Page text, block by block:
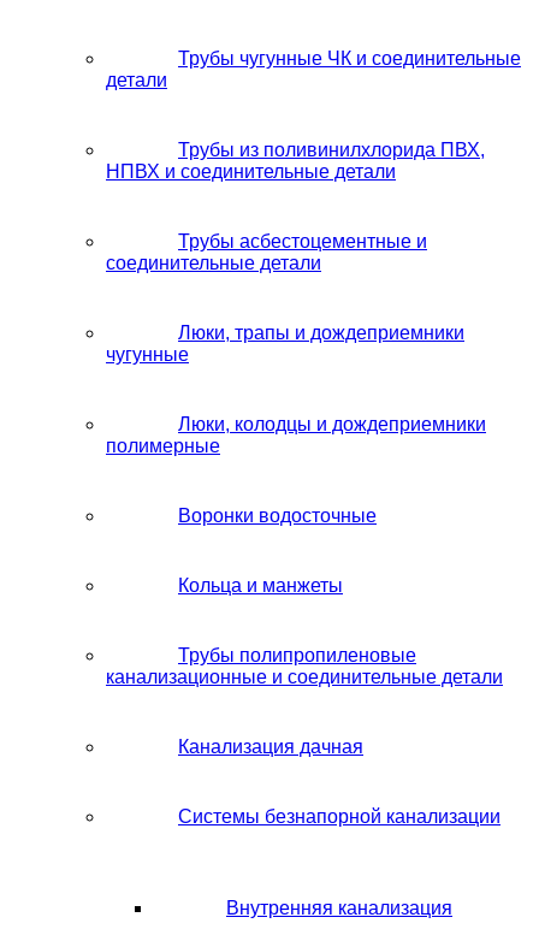
Трубы чугунные ЧК и соединительные
детали
Трубы из поливинилхлорида ПВХ,
НПВХ и соединительные детали
Трубы асбестоцементные и
соединительные детали
Люки, трапы и дождеприемники
чугунные
Люки, колодцы и дождеприемники
полимерные
Воронки водосточные
Кольца и манжеты
Трубы полипропиленовые
канализационные и соединительные детали
Канализация дачная
Системы безнапорной канализации
Внутренняя канализация